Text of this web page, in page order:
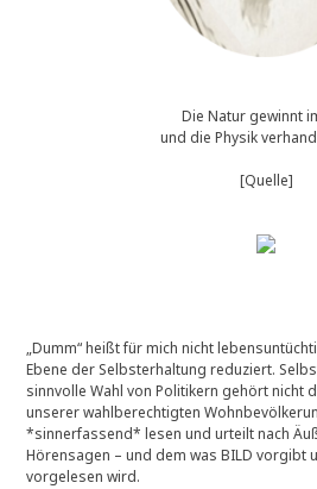
Die Natur gewinnt
und die Physik
[Quelle]
„Dumm“ heißt für mich nicht
Ebene der Selbsterhaltung reduziert.
sinnvolle Wahl von Politikern gehört nicht
unserer wahlberechtigten
*sinnerfassend* lesen und urteilt nach
Hörensagen – und dem was BILD vorgibt
vorgelesen wird.